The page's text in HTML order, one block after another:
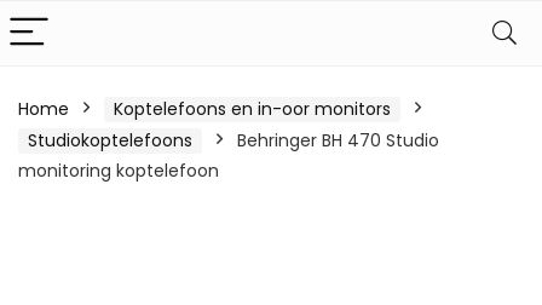
Home
Koptelefoons en in-oor monitors
Studiokoptelefoons
Behringer BH 470 Studio
monitoring koptelefoon